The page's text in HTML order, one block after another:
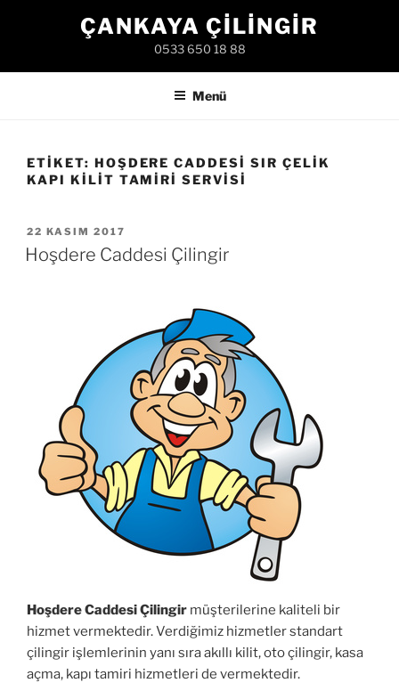
ÇANKAYA ÇILINGIR
0533 650 18 88
Menü
ETIKET: HOŞDERE CADDESI SIR ÇELIK
KAPI KILIT TAMIRI SERVISI
YAYIM
TARIHI
22 KASIM 2017
Hoşdere Caddesi Çilingir
Hoşdere Caddesi Çilingir müşterilerine kaliteli bir
hizmet vermektedir. Verdiğimiz hizmetler standart
çilingir işlemlerinin yanı sıra akıllı kilit, oto çilingir, kasa
açma, kapı tamiri hizmetleri de vermektedir.